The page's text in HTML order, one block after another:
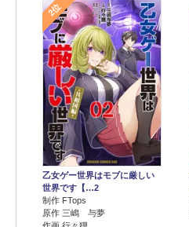
2位
乙女ゲー世界はモブに厳しい
世界です【…2
制作 FTops
原作 三嶋 与夢